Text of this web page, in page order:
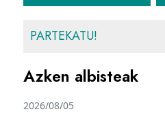
PARTEKATU!
Azken albisteak
2026/08/05